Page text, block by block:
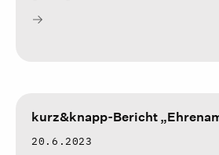
kurz&knapp-Bericht
20.6.2023